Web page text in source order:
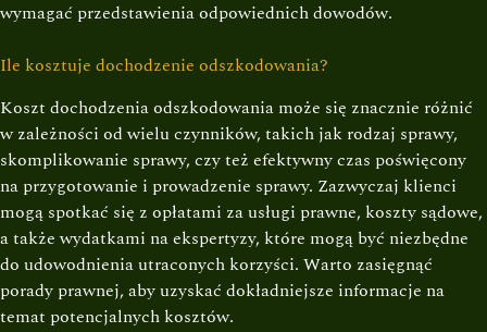
wymagać przedstawienia odpowiednich dowodów.
Ile kosztuje dochodzenie odszkodowania?
Koszt dochodzenia odszkodowania może się znacznie różnić
w zależności od wielu czynników, takich jak rodzaj sprawy,
skomplikowanie sprawy, czy też efektywny czas poświęcony
na przygotowanie i prowadzenie sprawy. Zazwyczaj klienci
mogą spotkać się z opłatami za usługi prawne, koszty sądowe,
a także wydatkami na ekspertyzy, które mogą być niezbędne
do udowodnienia utraconych korzyści. Warto zasięgnąć
porady prawnej, aby uzyskać dokładniejsze informacje na
temat potencjalnych kosztów.